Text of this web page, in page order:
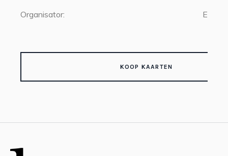
Organisator:
KOOP KAARTEN